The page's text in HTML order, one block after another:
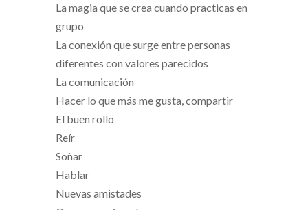
La magia que se crea cuando practicas en
grupo
La conexión que surge entre personas
diferentes con valores parecidos
La comunicación
Hacer lo que más me gusta, compartir
El buen rollo
Reír
Soñar
Hablar
Nuevas amistades